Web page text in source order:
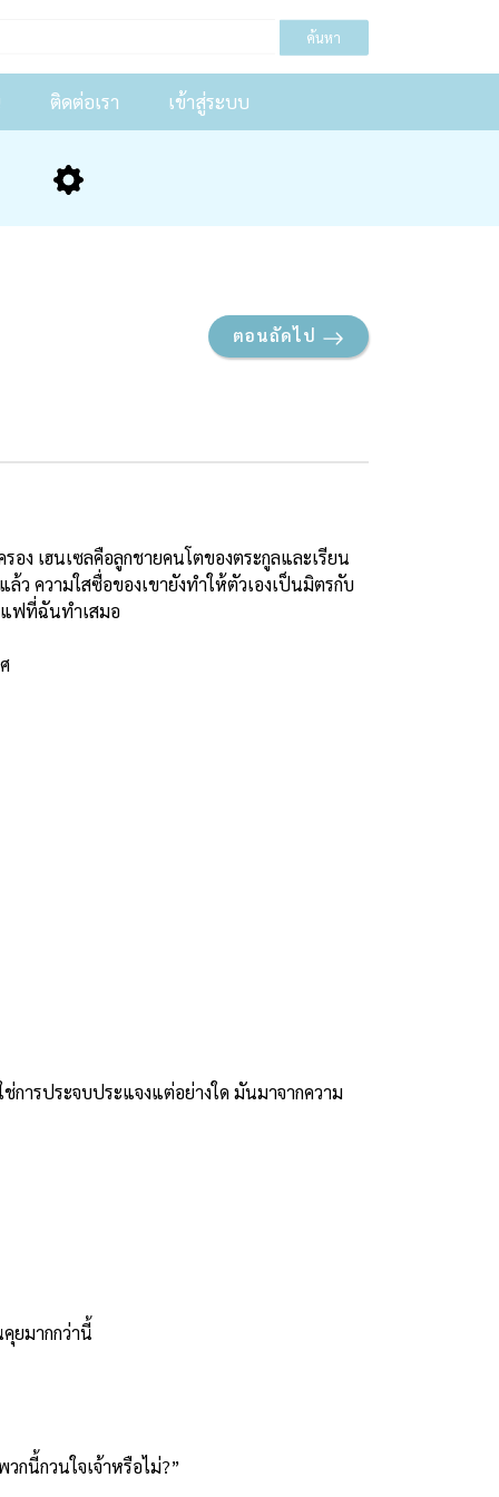
ค้นหา
ติดต่อเรา เข้าสู่ระบบ
ตอนถัดไป
อง เฮนเซลคือลูกชายคนโตของตระกูลและเรียน
ว ความใสซื่อของเขายังทำให้ตัวเองเป็นมิตรกับ
แฟที่ฉันทำเสมอ
รประจบประแจงแต่อย่างใด มันมาจากความ
ยมากกว่านี้
นี้กวนใจเจ้าหรือไม่?”